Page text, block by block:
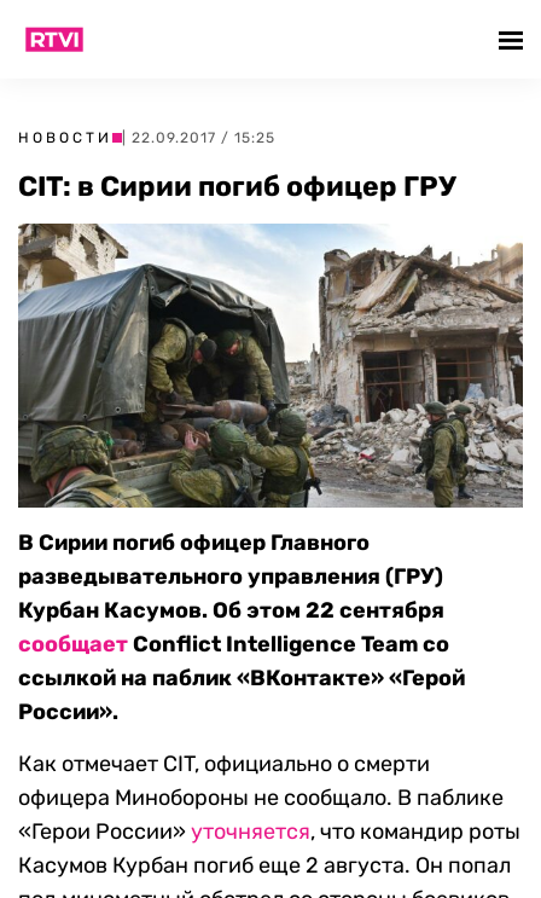
НОВОСТИ | 22.09.2017 / 15:25
CIT: в Сирии погиб офицер ГРУ
В Сирии погиб офицер Главного
разведывательного управления (ГРУ)
Курбан Касумов. Об этом 22 сентября
сообщаетConflict Intelligence Team со
ссылкой на паблик «ВКонтакте» «Герой
России».
Как отмечает СIT, официально о смерти
офицера Минобороны не сообщало. В паблике
«Герои России»уточняется, что командир роты
Касумов Курбан погиб еще 2 августа. Он попал